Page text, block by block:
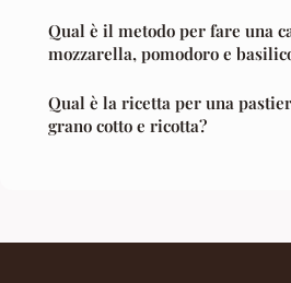
Qual è il metodo per fare una
mozzarella, pomodoro e
Qual è la ricetta per una
grano cotto e ricotta?